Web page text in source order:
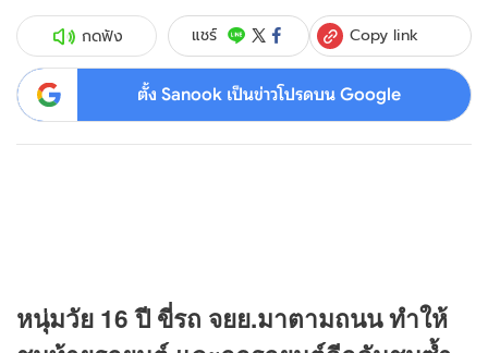
กดฟัง แชร์ Copy link
ตั้ง Sanook เป็นข่าวโปรดบน Google
หนุ่มวัย 16 ปี ขี่รถ จยย.มาตามถนน ทำให้